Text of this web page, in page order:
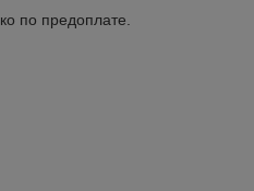
по предоплате.